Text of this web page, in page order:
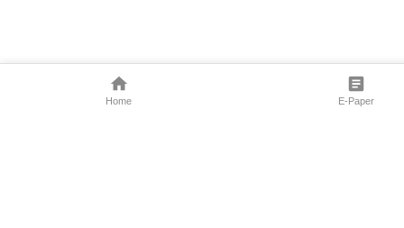
Home E-Paper